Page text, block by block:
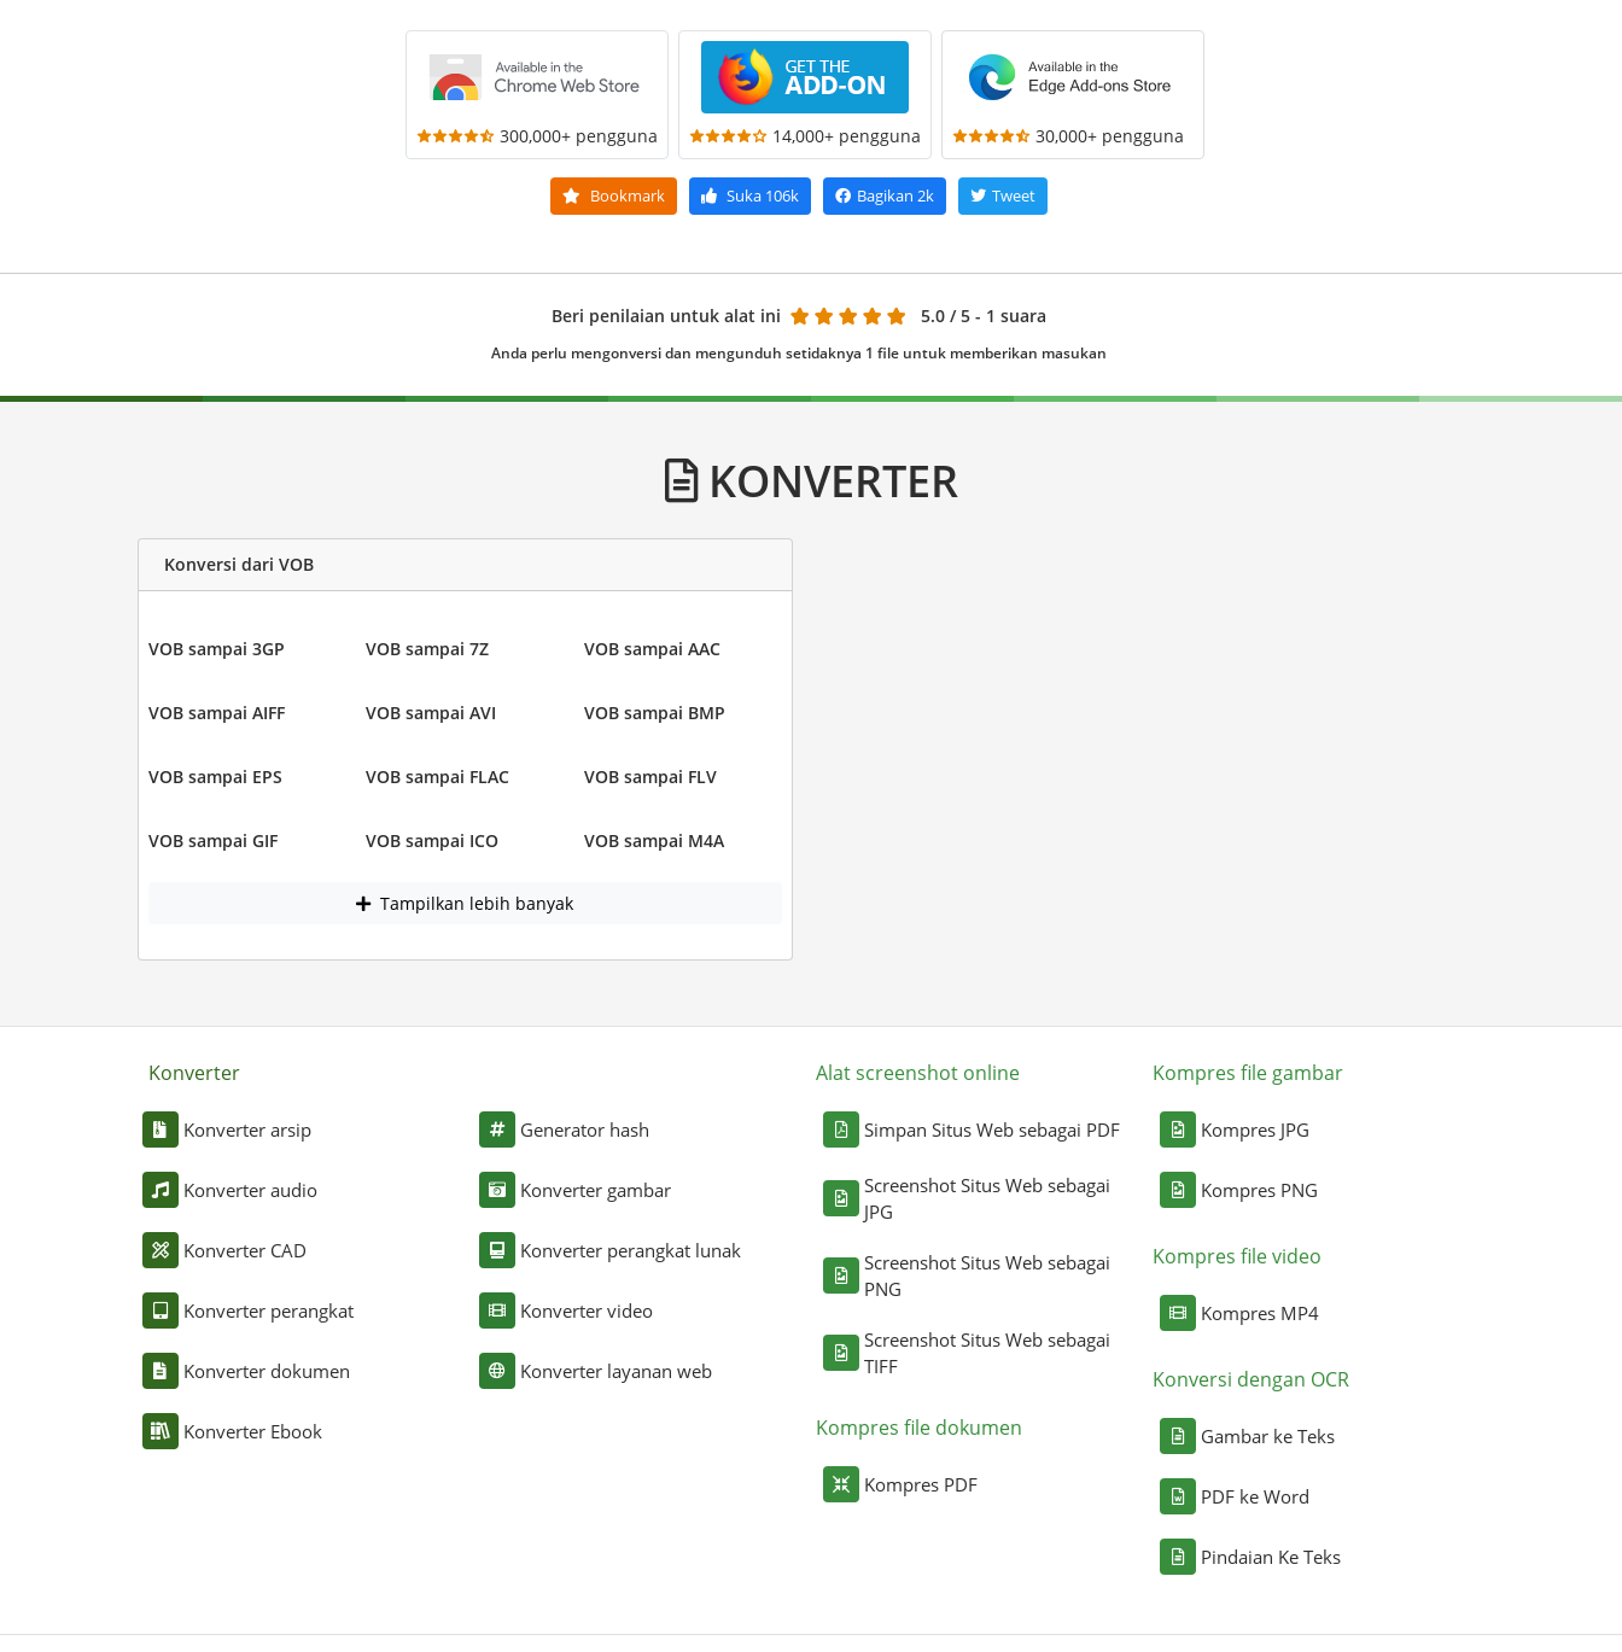
300,000+ pengguna 14,000+ pengguna 30,000+ pengguna
Bookmark Suka 106k Bagikan 2k Tweet
Beri penilaian untuk alat ini 5.0 / 5 - 1 suara
Anda perlu mengonversi dan mengunduh setidaknya 1 file untuk memberikan masukan
KONVERTER
Konversi dari VOB
VOB sampai 3GP VOB sampai 7Z VOB sampai AAC
VOB sampai AIFF VOB sampai AVI VOB sampai BMP
VOB sampai EPS VOB sampai FLAC VOB sampai FLV
VOB sampai GIF VOB sampai ICO VOB sampai M4A
Tampilkan lebih banyak
Konverter
Konverter arsip
Konverter audio
Konverter CAD
Konverter perangkat
Konverter dokumen
Konverter Ebook
Generator hash
Konverter gambar
Konverter perangkat lunak
Konverter video
Konverter layanan web
Alat screenshot online
Simpan Situs Web sebagai PDF
Screenshot Situs Web sebagai
JPG
Screenshot Situs Web sebagai
PNG
Screenshot Situs Web sebagai
TIFF
Kompres file dokumen
Kompres PDF
Kompres file gambar
Kompres JPG
Kompres PNG
Kompres file video
Kompres MP4
Konversi dengan OCR
Gambar ke Teks
PDF ke Word
Pindaian Ke Teks